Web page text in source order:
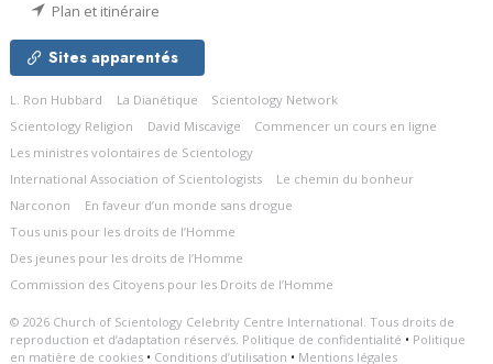
Plan et itinéraire
Sites apparentés
L. Ron Hubbard La Dianétique
Scientology Network
Scientology Religion
David Miscavige
Commencer un cours en ligne
Les ministres volontaires de Scientology
International Association of Scientologists
Le chemin du bonheur
Narconon
En faveur d’un monde sans drogue
Tous unis pour les droits de l’Homme
Des jeunes pour les droits de l’Homme
Commission des Citoyens pour les Droits de l’Homme
© 2026 Church of Scientology Celebrity Centre International. Tous droits de
reproduction et d’adaptation réservés. Politique de confidentialité • Politique
en matière de cookies • Conditions d’utilisation • Mentions légales